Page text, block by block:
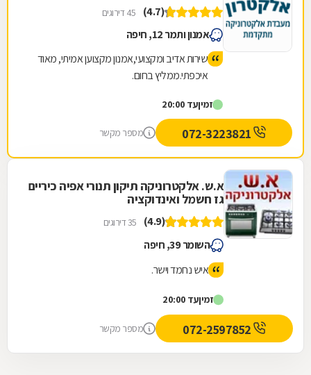
(4.7) 45 דירוגים
אמנון ותמר 12, חיפה
שירות אדיב ומקצועי,אמנון מקצוען אמיתי, מאוד
איכפתי.ממליץ בחום.
זמיןעד 20:00
מספר מקשר
א.ש. אלקטרוניקה תיקון תנורי אפיה כיריים
גז חשמל ואינדוקציה
(4.9) 35 דירוגים
השומר 39, חיפה
איש נחמד וישר.
זמיןעד 20:00
מספר מקשר